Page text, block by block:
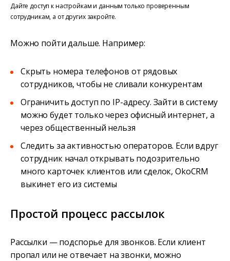
Дайте доступ к настройкам и данным только проверенным
сотрудникам, а от других закройте.
Можно пойти дальше. Например:
Скрыть номера телефонов от рядовых
сотрудников, чтобы не сливали конкурентам
Ограничить доступ по IP-адресу. Зайти в систему
можно будет только через офисный интернет, а
через общественный нельзя
Следить за активностью операторов. Если вдруг
сотрудник начал открывать подозрительно
много карточек клиентов или сделок, OkoCRM
выкинет его из системы
Простой процесс рассылок
Рассылки — подспорье для звонков. Если клиент
пропал или не отвечает на звонки, можно